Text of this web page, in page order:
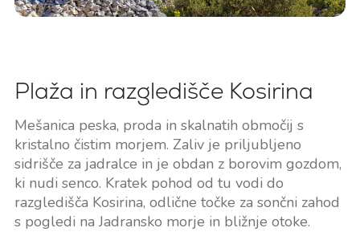
Plaža in razgledišče Kosirina
Mešanica peska, proda in skalnatih območij s
kristalno čistim morjem. Zaliv je priljubljeno
sidrišče za jadralce in je obdan z borovim gozdom,
ki nudi senco. Kratek pohod od tu vodi do
razgledišča Kosirina, odlične točke za sončni zahod
s pogledi na Jadransko morje in bližnje otoke.